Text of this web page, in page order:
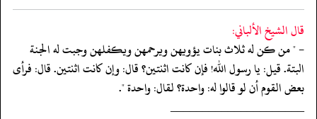
قال الشيخ الألباني:
- " من كن له ثلاث بنات يؤويهن ويرحمهن ويكفلهن وجبت له الجنة
البتة. قيل: يا رسول الله! فإن كانت اثنتين؟ قال: وإن كانت اثنتين. قال: فرأى
بعض القوم أن لو قالوا له: واحدة؟ لقال: واحدة ".
‏‏‏‏_____________________